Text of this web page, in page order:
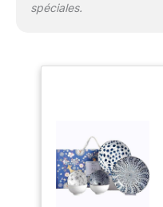
spéciales.